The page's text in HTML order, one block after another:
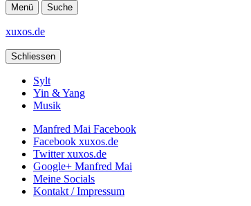
Menü Suche
xuxos.de
Schliessen
Sylt
Yin & Yang
Musik
Manfred Mai Facebook
Facebook xuxos.de
Twitter xuxos.de
Google+ Manfred Mai
Meine Socials
Kontakt / Impressum